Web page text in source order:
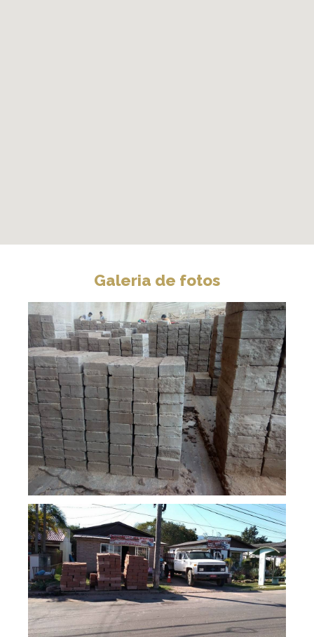
Galeria de fotos